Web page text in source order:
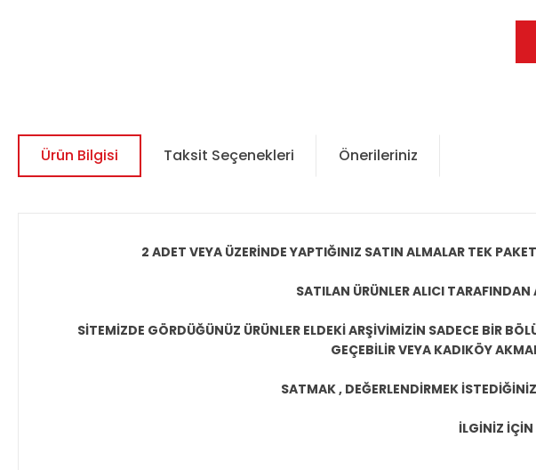
Ürün Bilgisi Taksit Seçenekleri Önerileriniz
2 ADET VEYA ÜZERİNDE YAPTIĞINIZ SATIN ALMALAR TEK
SATILAN ÜRÜNLER ALICI
SİTEMİZDE GÖRDÜĞÜNÜZ ÜRÜNLER ELDEKİ ARŞİVİMİZİN SADECE BİR
GEÇEBİLİR VEYA KADIKÖY
SATMAK , DEĞERLENDİRMEK
İLGİNİZ İÇİN